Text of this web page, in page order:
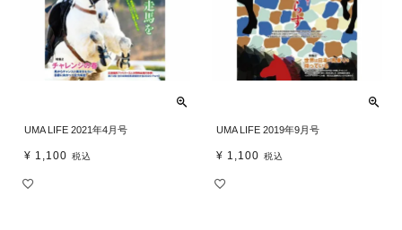
UMA LIFE 2021年4月号
¥ 1,100 税込
UMA LIFE 2019年9月号
¥ 1,100 税込